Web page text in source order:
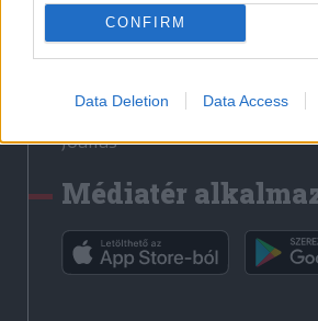
CONFIRM
Data Deletion Data Access
Erdélyi Napló
Főtér
Rádió GaGa
Jóállás
Médiatér